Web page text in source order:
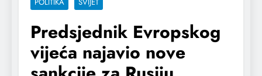
Predsjednik Evropskog
vijeća najavio nove